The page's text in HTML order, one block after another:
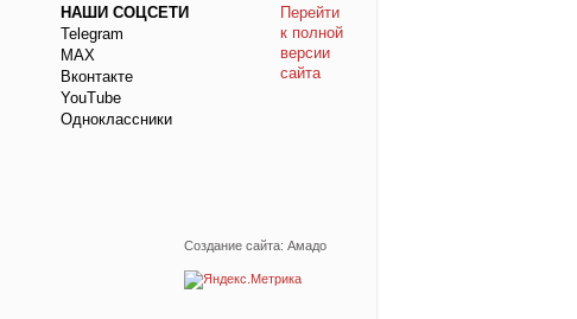
НАШИ СОЦСЕТИ
Telegram
МАХ
Вконтакте
YouTube
Одноклассники
Перейти
к полной
версии
сайта
Создание сайта: Амадо